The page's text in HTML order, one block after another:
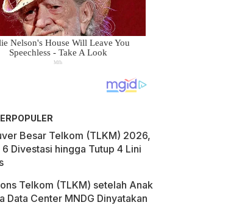
Besar Telkom (TLKM) 2026,
Divestasi hingga Tutup 4 Lini
Telkom (TLKM) setelah Anak
Data Center MNDG Dinyatakan